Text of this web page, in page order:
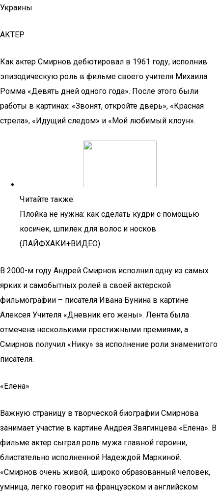
Украины.
АКТЕР
Как актер Смирнов дебютировал в 1961 году, исполнив
эпизодическую роль в фильме своего учителя Михаила
Ромма «Девять дней одного года». После этого были
работы в картинах: «Звонят, откройте дверь», «Красная
стрела», «Идущий следом» и «Мой любимый клоун».
Читайте также:
Плойка не нужна: как сделать кудри с помощью
косичек, шпилек для волос и носков
(ЛАЙФХАКИ+ВИДЕО)
В 2000-м году Андрей Смирнов исполнил одну из самых
ярких и самобытных ролей в своей актерской
фильмографии – писателя Ивана Бунина в картине
Алексея Учителя «Дневник его жены». Лента была
отмечена несколькими престижными премиями, а
Смирнов получил «Нику» за исполнение роли знаменитого
писателя.
«Елена»
Важную страницу в творческой биографии Смирнова
занимает участие в картине Андрея Звягинцева «Елена». В
фильме актер сыграл роль мужа главной героини,
блистательно исполненной Надеждой Маркиной.
«Смирнов очень живой, широко образованный человек,
умница, легко говорит на французском и английском